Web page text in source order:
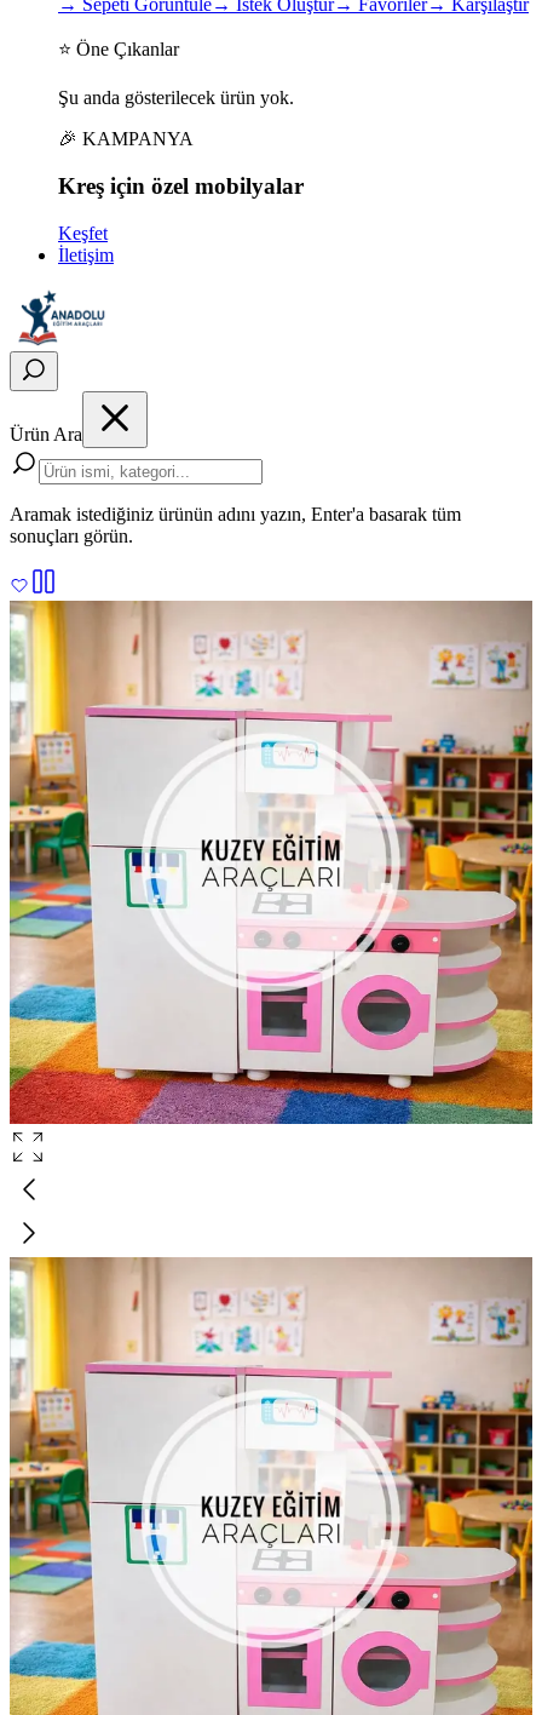
→ Sepeti Görüntüle→ İstek Oluştur→ Favoriler→ Karşılaştır
⭐ Öne Çıkanlar
Şu anda gösterilecek ürün yok.
🎉 KAMPANYA
Kreş için özel mobilyalar
Keşfet
İletişim
Ürün Ara
Aramak istediğiniz ürünün adını yazın, Enter'a basarak tüm
sonuçları görün.